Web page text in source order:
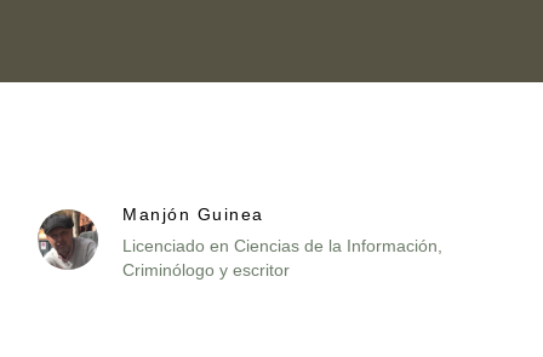
Manjón Guinea
Licenciado en Ciencias de la Información,
Criminólogo y escritor